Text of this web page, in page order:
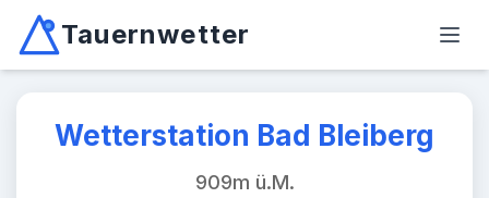
Tauernwetter
Unabhängiger Wetterdienst für Kärnten, Osttirol &
Wetterstation Bad Bleiberg
909m ü.M.